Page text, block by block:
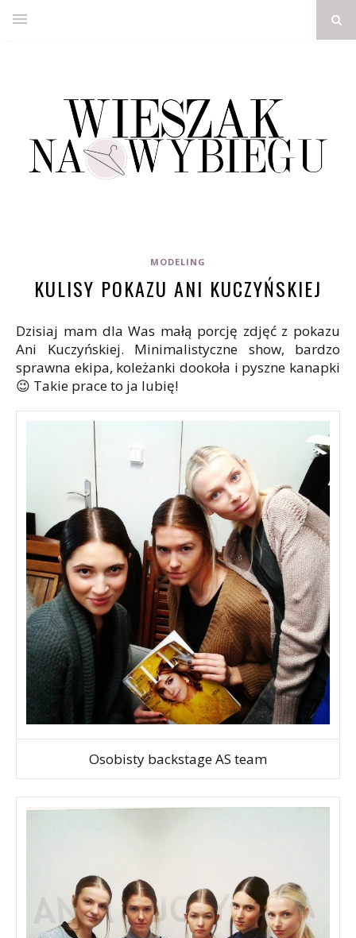
MODELING
KULISY POKAZU ANI KUCZYŃSKIEJ
Dzisiaj mam dla Was małą porcję zdjęć z pokazu
Ani Kuczyńskiej. Minimalistyczne show, bardzo
sprawna ekipa, koleżanki dookoła i pyszne kanapki
😉 Takie prace to ja lubię!
Osobisty backstage AS team